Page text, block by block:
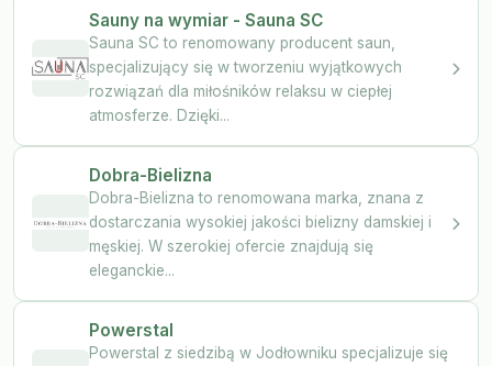
Sauny na wymiar - Sauna SC
Sauna SC to renomowany producent saun,
specjalizujący się w tworzeniu wyjątkowych
rozwiązań dla miłośników relaksu w ciepłej
atmosferze. Dzięki...
Dobra-Bielizna
Dobra-Bielizna to renomowana marka, znana z
dostarczania wysokiej jakości bielizny damskiej i
męskiej. W szerokiej ofercie znajdują się
eleganckie...
Powerstal
Powerstal z siedzibą w Jodłowniku specjalizuje się